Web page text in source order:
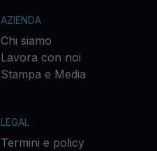
AZIENDA
Chi siamo
Lavora con noi
Stampa e Media
LEGAL
Termini e policy